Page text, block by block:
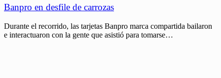
Banpro en desfile de carrozas
Durante el recorrido, las tarjetas Banpro marca compartida bailaron
e interactuaron con la gente que asistió para tomarse…